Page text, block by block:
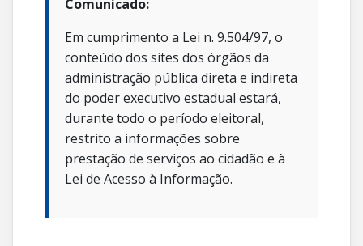
Comunicado:
Em cumprimento a Lei n. 9.504/97, o
conteúdo dos sites dos órgãos da
administração pública direta e indireta
do poder executivo estadual estará,
durante todo o período eleitoral,
restrito a informações sobre
prestação de serviços ao cidadão e à
Lei de Acesso à Informação.